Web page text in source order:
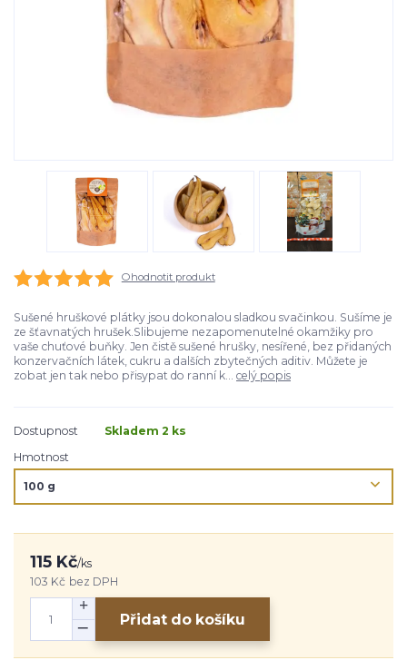
Ohodnotit produkt
Sušené hruškové plátky jsou dokonalou sladkou svačinkou. Sušíme je
ze šťavnatých hrušek.Slibujeme nezapomenutelné okamžiky pro
vaše chuťové buňky. Jen čistě sušené hrušky, nesířené, bez přidaných
konzervačních látek, cukru a dalších zbytečných aditiv. Můžete je
zobat jen tak nebo přisypat do ranní k... celý popis
Dostupnost
Skladem 2 ks
Hmotnost
115 Kč/ks
103 Kč bez DPH
Přidat do košíku